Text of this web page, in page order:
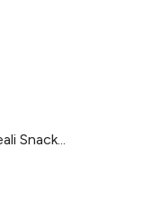
Snack...